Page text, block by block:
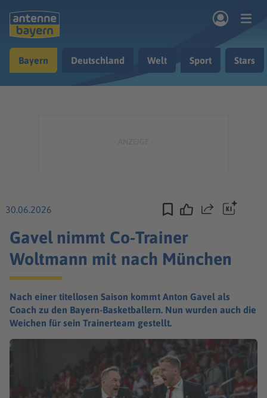
Musik & Radio
Bayern Deutschland Welt Sport Stars
30.06.2026 Teilen
Gavel nimmt Co-Trainer
Woltmann mit nach München
Nach einer titellosen Saison kommt Anton Gavel als
Coach zu den Bayern-Basketballern. Nun wurden auch die
Weichen für sein Trainerteam gestellt.